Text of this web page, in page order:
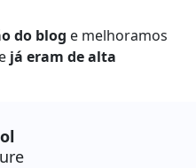
do blog e melhoramos
já eram de alta